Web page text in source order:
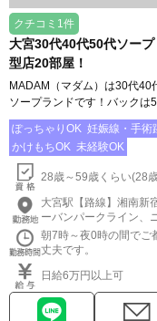
クチコミ1件
大宮30代40代50代ソー
型店20部屋！
MADAM（マダム）は30代
ソープランドです！バック
ぽっちゃりOK 妊娠線・手術
かけもちOK 未経験OK
28歳～59歳くらい(28
大宮駅【路線】湘南新
ーバンパークライン、
朝7時～夜0時の間でご
丈夫です。
日給6万円以上可